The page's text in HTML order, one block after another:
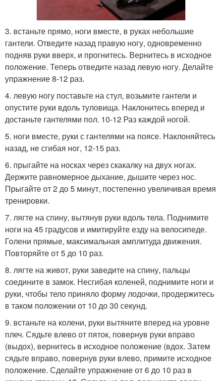
3. встаньте прямо, ноги вместе, в руках небольшие
гантели. Отведите назад правую ногу, одновременно
подняв руки вверх, и прогнитесь. Вернитесь в исходное
положение. Теперь отведите назад левую ногу. Делайте
упражнение 8-12 раз.
4. левую ногу поставьте на стул, возьмите гантели и
опустите руки вдоль туловища. Наклонитесь вперед и
достаньте гантелями пол. 10-12 Раз каждой ногой.
5. ноги вместе, руки с гантелями на поясе. Наклоняйтесь
назад, не сгибая ног, 12-15 раз.
6. прыгайте на носках через скакалку на двух ногах.
Держите равномерное дыхание, дышите через нос.
Прыгайте от 2 до 5 минут, постепенно увеличивая время
тренировки.
7. лягте на спину, вытянув руки вдоль тела. Поднимите
ноги на 45 градусов и имитируйте езду на велосипеде.
Голени прямые, максимальная амплитуда движения.
Повторяйте от 5 до 10 раз.
8. лягте на живот, руки заведите на спину, пальцы
соедините в замок. Несгибая коленей, поднимите ноги и
руки, чтобы тело приняло форму лодочки, продержитесь
в таком положении от 10 до 30 секунд.
9. встаньте на колени, руки вытяните вперед на уровне
плеч. Сядьте влево от пяток, повернув руки вправо
(выдох), вернитесь в исходное положение (вдох. Затем
сядьте вправо, повернув руки влево, примите исходное
положение. Сделайте упражнение от 6 до 10 раз в